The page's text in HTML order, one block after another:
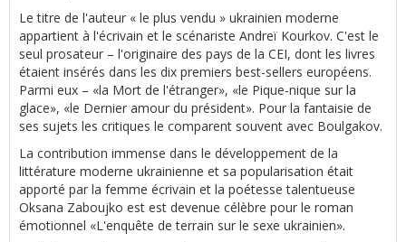
Le titre de l'auteur « le plus vendu » ukrainien moderne
appartient à l'écrivain et le scénariste Andreï Kourkov. C'est le
seul prosateur – l'originaire des pays de la CEI, dont les livres
étaient insérés dans les dix premiers best-sellers européens.
Parmi eux – «la Mort de l'étranger», «le Pique-nique sur la
glace», «le Dernier amour du président». Pour la fantaisie de
ses sujets les critiques le comparent souvent avec Boulgakov.
La contribution immense dans le développement de la
littérature moderne ukrainienne et sa popularisation était
apporté par la femme écrivain et la poétesse talentueuse
Oksana Zaboujko est est devenue célèbre pour le roman
émotionnel «L'enquête de terrain sur le sexe ukrainien».